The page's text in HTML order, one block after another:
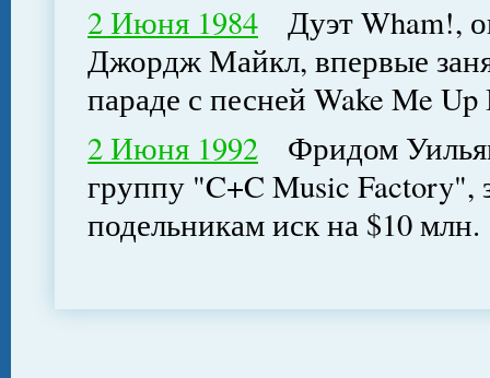
2 Июня 1984 Дуэт Wham!,
Джордж Майкл, впервые
параде с песней Wake Me
2 Июня 1992 Фридом
группу "C+C Music
подельникам иск на $10 млн.